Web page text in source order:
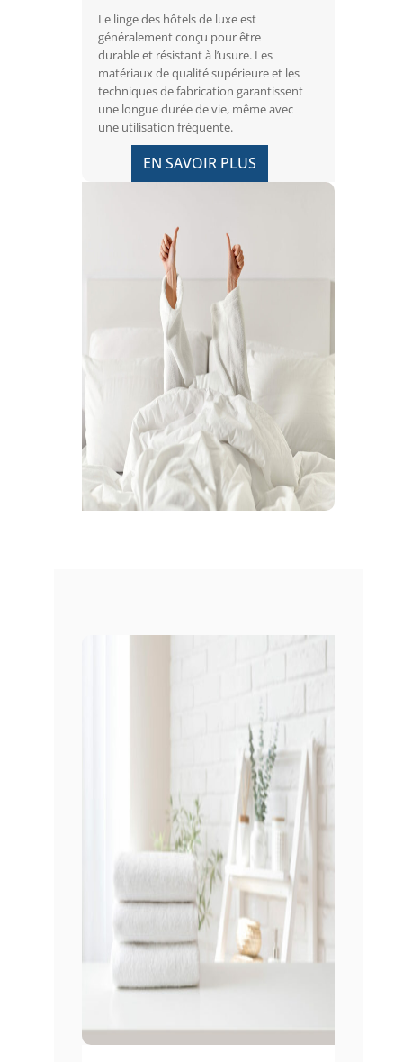
Le linge des hôtels de luxe est
généralement conçu pour être
durable et résistant à l’usure. Les
matériaux de qualité supérieure et les
techniques de fabrication garantissent
une longue durée de vie, même avec
une utilisation fréquente.
EN SAVOIR PLUS